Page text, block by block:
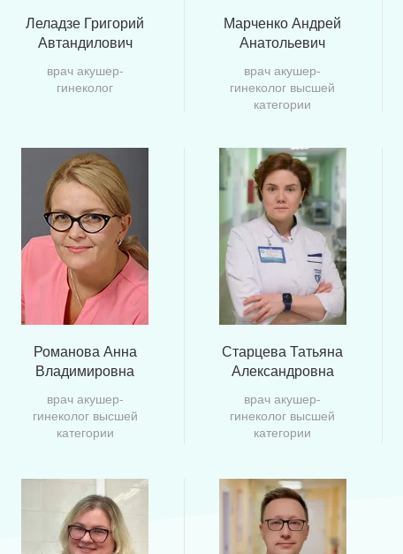
Леладзе Григорий
Автандилович
врач акушер-
гинеколог
Марченко Андрей
Анатольевич
врач акушер-
гинеколог высшей
категории
Романова Анна
Владимировна
врач акушер-
гинеколог высшей
категории
Старцева Татьяна
Александровна
врач акушер-
гинеколог высшей
категории